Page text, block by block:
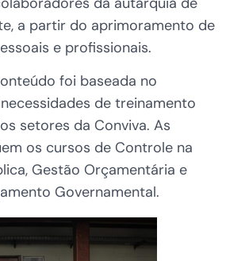
a partir do aprimoramento de
e profissionais.
foi baseada no
de treinamento
setores da Conviva. As
os cursos de Controle na
Gestão Orçamentária e
Governamental.